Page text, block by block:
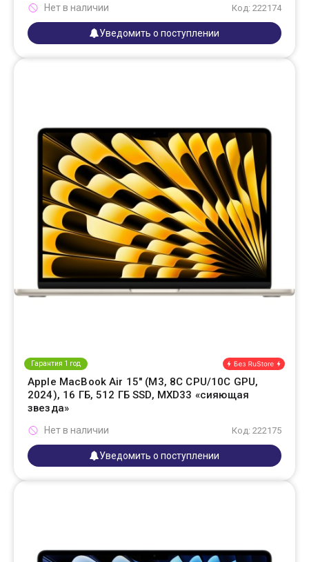
Код: 222174
Нет в наличии
Уведомить о поступлении
Гарантия 1 год
Apple MacBook Air 15" (M3, 8C CPU/10C GPU,
2024), 16 ГБ, 512 ГБ SSD, MXD33 «сияющая
звезда»
Код: 222175
Нет в наличии
Уведомить о поступлении